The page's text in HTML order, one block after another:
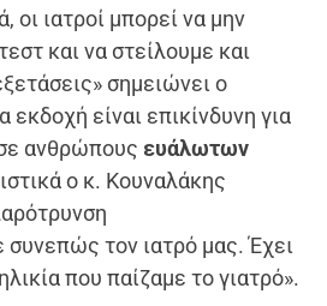
ιατροί μπορεί να μην
και να στείλουμε και
σημειώνει ο
εκδοχή είναι επικίνδυνη για
ανθρώπους ευάλωτων
ο κ. Κουναλάκης
τον ιατρό μας. Έχει
που παίζαμε το γιατρό».